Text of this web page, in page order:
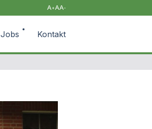
A+AA-
Jobs Kontakt